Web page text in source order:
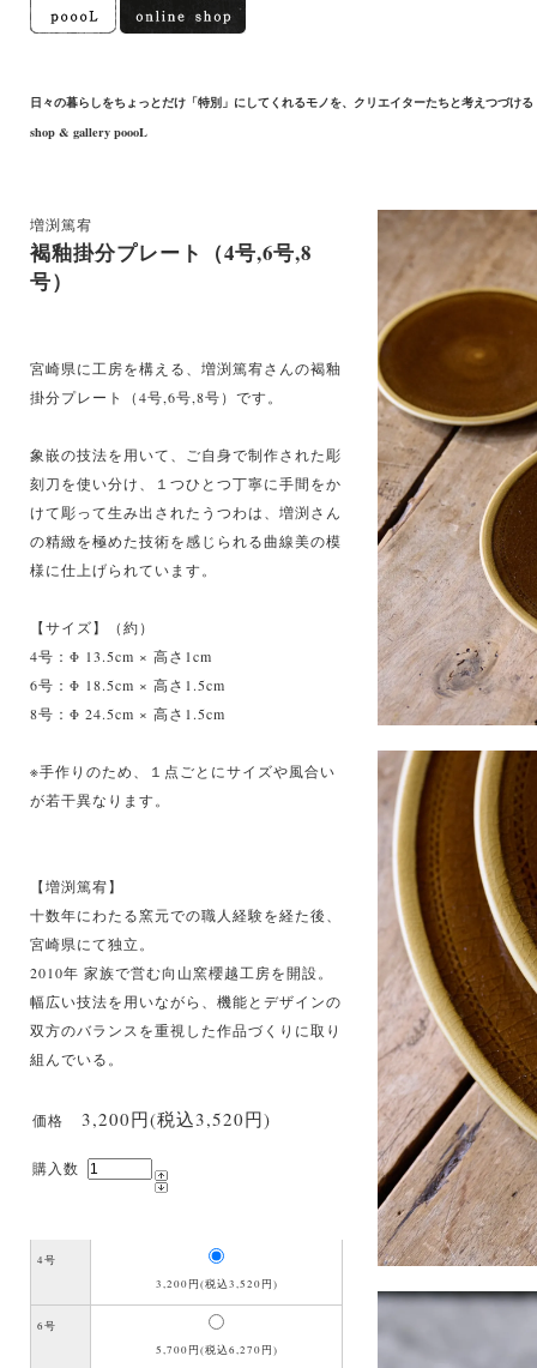
日々の暮らしをちょっとだけ「特別」にしてくれるモノを、クリエイターたちと考えつづける
shop & gallery poooL
増渕篤宥
褐釉掛分プレート（4号,6号,8
号）
宮崎県に工房を構える、増渕篤宥さんの褐釉
掛分プレート（4号,6号,8号）です。
象嵌の技法を用いて、ご自身で制作された彫
刻刀を使い分け、１つひとつ丁寧に手間をか
けて彫って生み出されたうつわは、増渕さん
の精緻を極めた技術を感じられる曲線美の模
様に仕上げられています。
【サイズ】（約）
4号：Φ 13.5cm × 高さ1cm
6号：Φ 18.5cm × 高さ1.5cm
8号：Φ 24.5cm × 高さ1.5cm
※手作りのため、１点ごとにサイズや風合い
が若干異なります。
【増渕篤宥】
十数年にわたる窯元での職人経験を経た後、
宮崎県にて独立。
2010年 家族で営む向山窯櫻越工房を開設。
幅広い技法を用いながら、機能とデザインの
双方のバランスを重視した作品づくりに取り
組んでいる。
価格 3,200円(税込3,520円)
購入数
4号
3,200円(税込3,520円)
6号
5,700円(税込6,270円)